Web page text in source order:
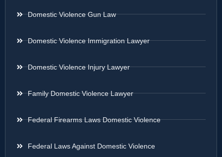
Domestic Violence Gun Law
Domestic Violence Immigration Lawyer
Domestic Violence Injury Lawyer
Family Domestic Violence Lawyer
Federal Firearms Laws Domestic Violence
Federal Laws Against Domestic Violence